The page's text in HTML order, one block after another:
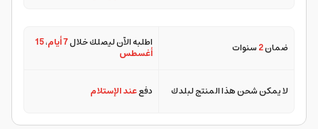
ضمان2سنوات اطلبه الآن ليصلك خلال7 أيام ،15
أغسطس
لا يمكن شحن هذا المنتج لبلدك دفععند الإستلام